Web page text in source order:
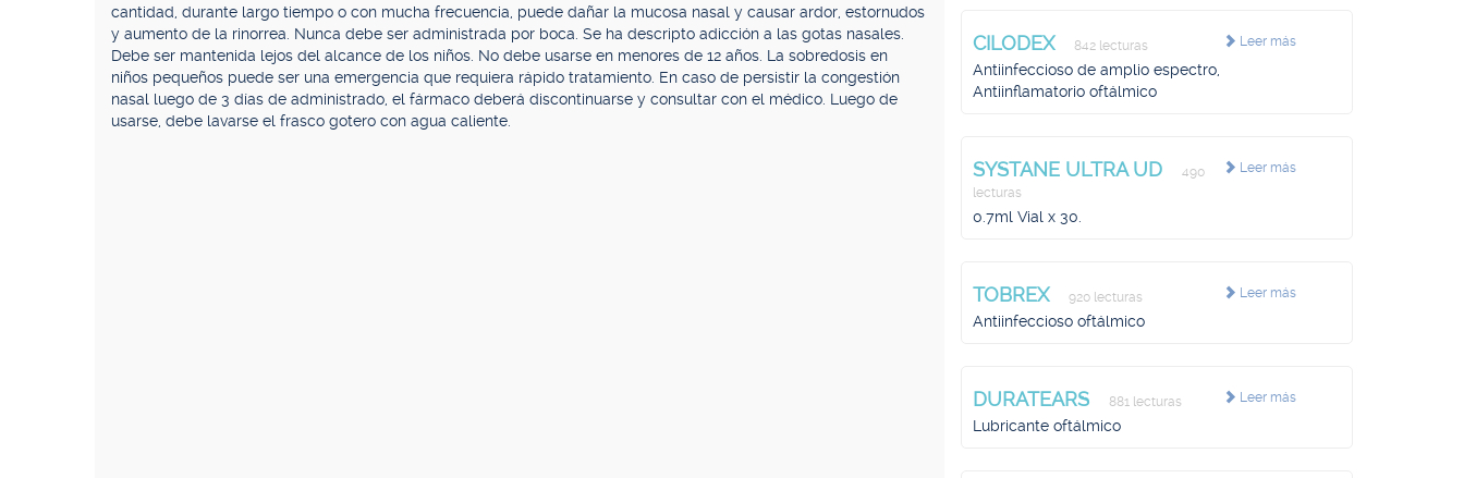
cantidad, durante largo tiempo o con mucha frecuencia, puede dañar la mucosa nasal y causar ardor, estornudos
y aumento de la rinorrea. Nunca debe ser administrada por boca. Se ha descripto adicción a las gotas nasales.
Debe ser mantenida lejos del alcance de los niños. No debe usarse en menores de 12 años. La sobredosis en
niños pequeños puede ser una emergencia que requiera rápido tratamiento. En caso de persistir la congestión
nasal luego de 3 días de administrado, el fármaco deberá discontinuarse y consultar con el médico. Luego de
usarse, debe lavarse el frasco gotero con agua caliente.
Leer más
CILODEX 842 lecturas
Antiinfeccioso de amplio espectro,
Antiinflamatorio oftálmico
Leer más
SYSTANE ULTRA UD
490
lecturas
0.7ml Vial x 30.
Leer más
TOBREX 920 lecturas
Antiinfeccioso oftálmico
Leer más
DURATEARS 881 lecturas
Lubricante oftálmico